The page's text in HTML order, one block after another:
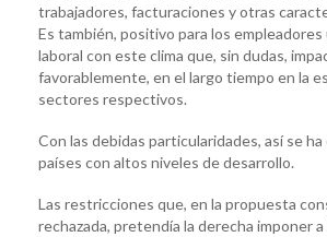
trabajadores, facturaciones y otras
Es también, positivo para los empleadores
laboral con este clima que, sin dudas,
favorablemente, en el largo tiempo en la
sectores respectivos.
Con las debidas particularidades, así se
países con altos niveles de desarrollo.
Las restricciones que, en la propuesta
rechazada, pretendía la derecha imponer a